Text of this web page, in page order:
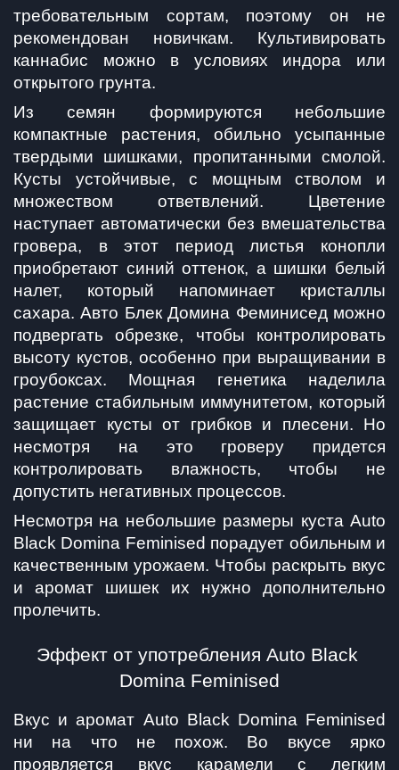
требовательным сортам, поэтому он не
рекомендован новичкам. Культивировать
каннабис можно в условиях индора или
открытого грунта.
Из семян формируются небольшие
компактные растения, обильно усыпанные
твердыми шишками, пропитанными смолой.
Кусты устойчивые, с мощным стволом и
множеством ответвлений. Цветение
наступает автоматически без вмешательства
гровера, в этот период листья конопли
приобретают синий оттенок, а шишки белый
налет, который напоминает кристаллы
сахара. Авто Блек Домина Феминисед можно
подвергать обрезке, чтобы контролировать
высоту кустов, особенно при выращивании в
гроубоксах. Мощная генетика наделила
растение стабильным иммунитетом, который
защищает кусты от грибков и плесени. Но
несмотря на это гроверу придется
контролировать влажность, чтобы не
допустить негативных процессов.
Несмотря на небольшие размеры куста Auto
Black Domina Feminised порадует обильным и
качественным урожаем. Чтобы раскрыть вкус
и аромат шишек их нужно дополнительно
пролечить.
Эффект от употребления Auto Black
Domina Feminised
Вкус и аромат Auto Black Domina Feminised
ни на что не похож. Во вкусе ярко
проявляется вкус карамели с легким